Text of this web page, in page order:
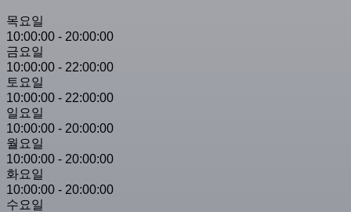
목요일
10:00:00 - 20:00:00
금요일
10:00:00 - 22:00:00
토요일
10:00:00 - 22:00:00
일요일
10:00:00 - 20:00:00
월요일
10:00:00 - 20:00:00
화요일
10:00:00 - 20:00:00
수요일